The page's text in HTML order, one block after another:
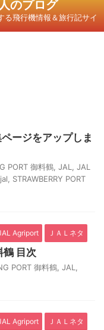
のプログ
る飛行機情報＆旅行記サイ
ージをアップしま
PORT 御料鶴 JAL
JAL
STRAWBERRY PORT
Agriport ＪＡＬネタ
鶴 目次
PORT 御料鶴 JAL
Agriport ＪＡＬネタ